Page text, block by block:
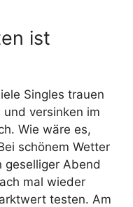
ist
Singles trauen
versinken im
Wie wäre es,
schönem Wetter
geselliger Abend
mal wieder
testen. Am